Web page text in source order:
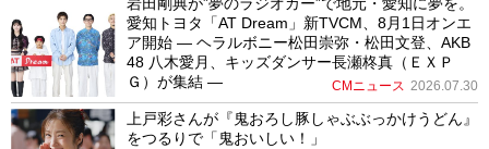
愛知トヨタ「AT Dream」新TVCM、8月1日オンエ
ア開始 ― ヘラルボニー松田崇弥・松田文登、AKB
48 八木愛月、キッズダンサー長瀬柊真（ＥＸＰ
Ｇ）が集結 ―
CMニュース 2026.07.30
上戸彩さんが『鬼おろし豚しゃぶぶっかけうどん』
をつるりで「鬼おいしい！」